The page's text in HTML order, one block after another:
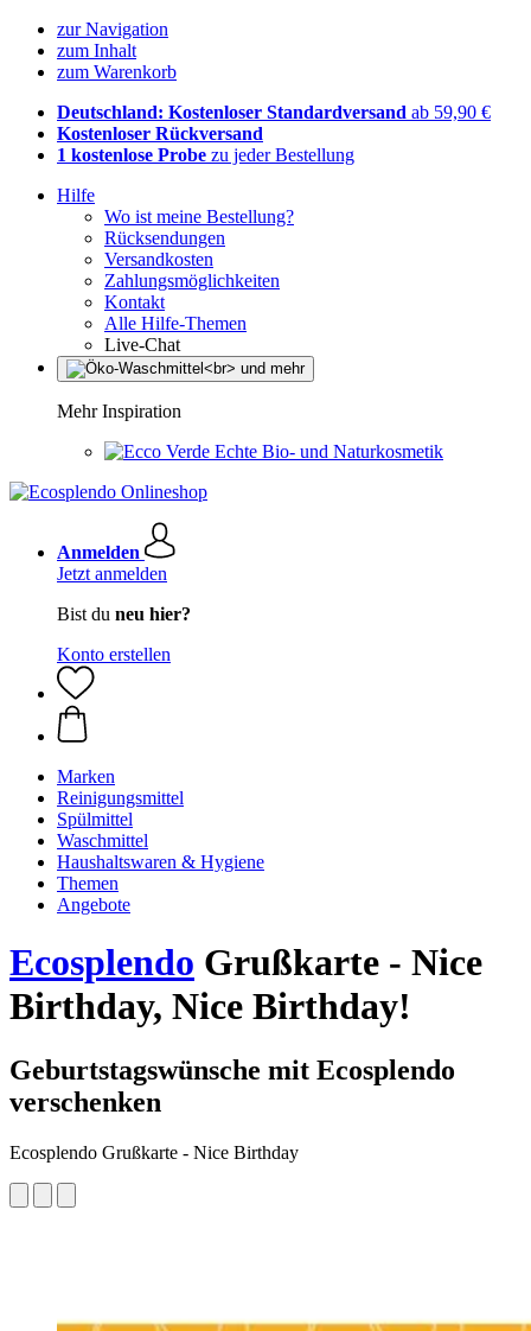
zur Navigation
zum Inhalt
zum Warenkorb
Deutschland: Kostenloser Standardversand ab 59,90 €
Kostenloser Rückversand
1 kostenlose Probe zu jeder Bestellung
Hilfe
Wo ist meine Bestellung?
Rücksendungen
Versandkosten
Zahlungsmöglichkeiten
Kontakt
Alle Hilfe-Themen
Live-Chat
Mehr Inspiration
Echte Bio- und Naturkosmetik
Anmelden
Jetzt anmelden
Bist du neu hier?
Konto erstellen
Marken
Reinigungsmittel
Spülmittel
Waschmittel
Haushaltswaren & Hygiene
Themen
Angebote
Ecosplendo Grußkarte - Nice
Birthday, Nice Birthday!
Geburtstagswünsche mit Ecosplendo
verschenken
Ecosplendo Grußkarte - Nice Birthday